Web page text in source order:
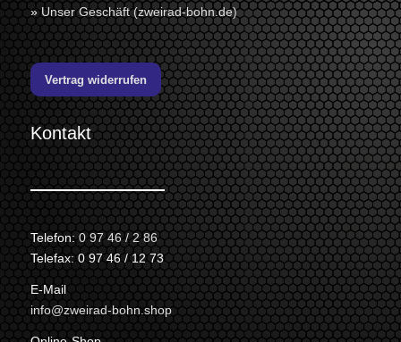
»Unser Geschäft (zweirad-bohn.de)
Vertrag widerrufen
Kontakt
Telefon:0 97 46 / 2 86
Telefax: 0 97 46 / 12 73
E-Mail
info@zweirad-bohn.shop